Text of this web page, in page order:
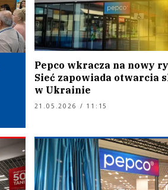
Pepco wkracza na nowy
Sieć zapowiada otwarcia
w Ukrainie
21.05.2026 / 11:15